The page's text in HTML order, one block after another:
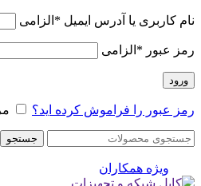
نام کاربری یا آدرس ایمیل * الزامی
رمز عبور * الزامی
ورود
رمز عبور را فراموش کرده اید؟
جستجو
ویژه همکاران